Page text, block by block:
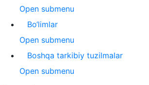
Open submenu
Bo‘limlar
Open submenu
Boshqa tarkibiy tuzilmalar
Open submenu